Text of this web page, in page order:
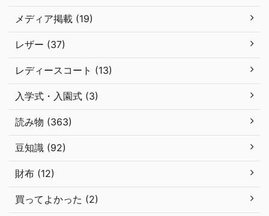
メディア掲載 (19)
レザー (37)
レディースコート (13)
入学式・入園式 (3)
読み物 (363)
豆知識 (92)
財布 (12)
買ってよかった (2)